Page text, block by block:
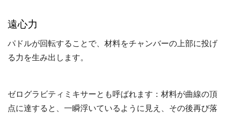
遠心力
パドルが回転することで、材料をチャンバーの上部に投げ
る力を生み出します。
ゼログラビティミキサーとも呼ばれます：材料が曲線の頂
点に達すると、一瞬浮いているように見え、その後再び落